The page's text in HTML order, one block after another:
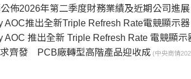
佈2026年第二季度財務業績及近期公司進展
AOC推出全新Triple Refresh Rate電競顯示器
AOC 推出全新 Triple Refresh Rate 電競顯示
齊發 PCB廠轉型高階產品迎收成 (中央商情